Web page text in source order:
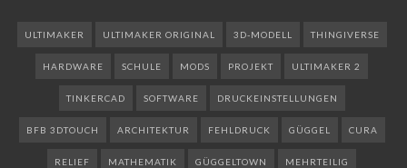
ULTIMAKER ULTIMAKER ORIGINAL 3D-MODELL THINGIVERSE
HARDWARE SCHULE MODS PROJEKT ULTIMAKER 2
TINKERCAD SOFTWARE DRUCKEINSTELLUNGEN
BFB 3DTOUCH ARCHITEKTUR FEHLDRUCK GÜGGEL CURA
RELIEF MATHEMATIK GÜGGELTOWN MEHRTEILIG